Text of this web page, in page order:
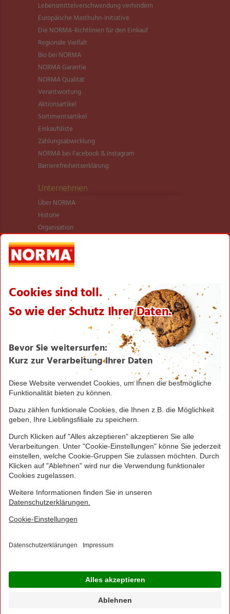
Lebensmittel­verschwendung verhindern
Europäische Masthuhn-Initiative
Die NORMA-Richtlinien für den Einkauf
Regionale Vielfalt
Bio bei NORMA
NORMA Garantie
NORMA Qualität
Verantwortung
Aktionsartikel
Sortimentsartikel
Einkaufsliste
Zahlungsabwicklung
NORMA bei Facebook & Instagram
Barrierefreiheitserklärung
Unternehmen
Über NORMA
Historie
Organisation
International
Logistik
Filialnetz
Karriere
Verantwortung/CSR
NORMA News
Seite drucken
Nach oben
Greifen Sie schnell zu! Alle angegebenen Preise in
Irrtümer durch Schreib-, Programmier- und
Datenübertragungsfehler sind vorbehalten.
© 2016 - 2026 NORMA Lebensmittelfilialbetrieb
Stiftung & Co. KG
Sitemap Kontakt
Barrierefreiheitserklärung Compliance
Jetzt Ihre NORMA Filiale auswählen und noch
mehr Angebote entdecken!
Geben Sie über "Meine Filiale" Ihre PLZ ein und sehen Sie alle Angebote aus Ihrer
Region.